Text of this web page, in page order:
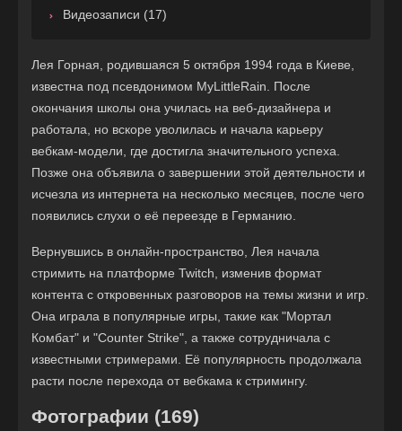
Видеозаписи (17)
Лея Горная, родившаяся 5 октября 1994 года в Киеве,
известна под псевдонимом MyLittleRain. После
окончания школы она училась на веб-дизайнера и
работала, но вскоре уволилась и начала карьеру
вебкам-модели, где достигла значительного успеха.
Позже она объявила о завершении этой деятельности и
исчезла из интернета на несколько месяцев, после чего
появились слухи о её переезде в Германию.
Вернувшись в онлайн-пространство, Лея начала
стримить на платформе Twitch, изменив формат
контента с откровенных разговоров на темы жизни и игр.
Она играла в популярные игры, такие как "Мортал
Комбат" и "Counter Strike", а также сотрудничала с
известными стримерами. Её популярность продолжала
расти после перехода от вебкама к стримингу.
Фотографии (169)